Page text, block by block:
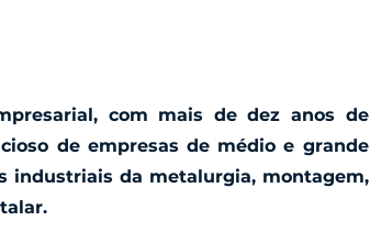
com mais de dez anos de
de empresas de médio e grande
industriais da metalurgia, montagem,